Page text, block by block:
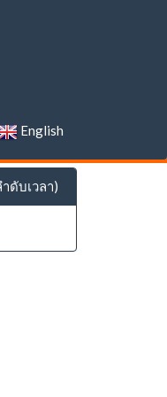
English
ดับเวลา)